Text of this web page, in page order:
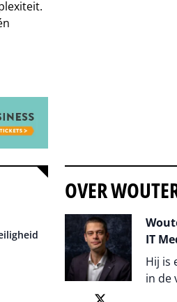
OVER
IT
Hij is
in de